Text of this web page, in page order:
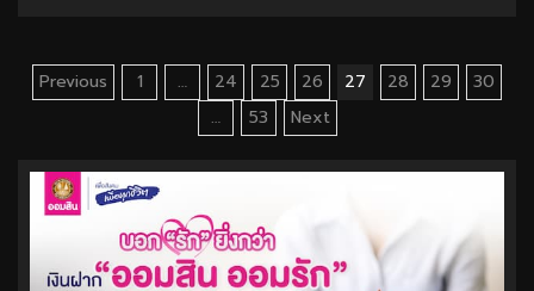
Posts
pagination
Previous 1 … 24 25 26 27 28 29
30
…
53 Next